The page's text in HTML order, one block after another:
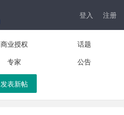
登入 注册
商业授权
话题
专家 公告
发表新帖